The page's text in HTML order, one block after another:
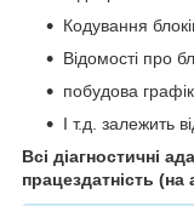
Кодування
Відомості про
побудова
І т.д. залежить
Всі діагностичні
працездатність